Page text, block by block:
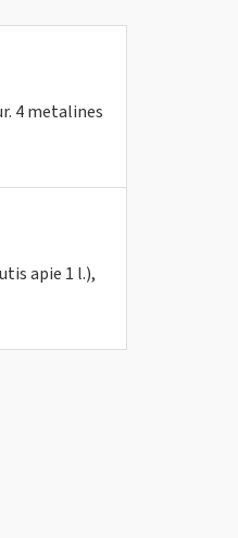
4 metalines
apie 1 l.),